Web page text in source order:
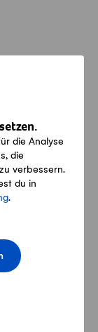
die Analyse
die
verbessern.
du in
.